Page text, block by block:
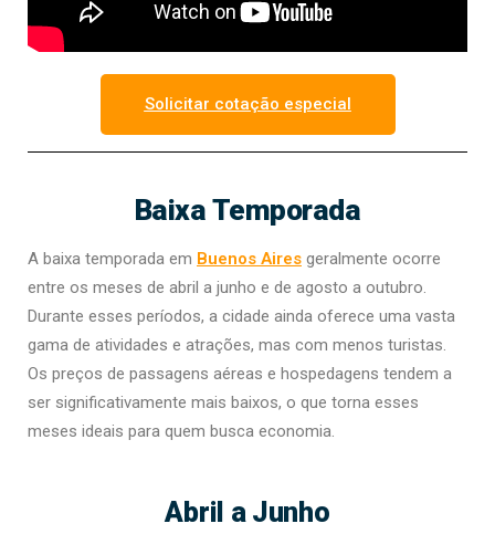
Solicitar cotação especial
Baixa Temporada
A baixa temporada em Buenos Aires geralmente ocorre
entre os meses de abril a junho e de agosto a outubro.
Durante esses períodos, a cidade ainda oferece uma vasta
gama de atividades e atrações, mas com menos turistas.
Os preços de passagens aéreas e hospedagens tendem a
ser significativamente mais baixos, o que torna esses
meses ideais para quem busca economia.
Abril a Junho